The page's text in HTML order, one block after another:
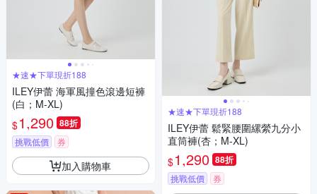
★速★下單現折188
ILEY伊蕾 海軍風撞色滾邊短褲
(白；M-XL)
$1,290 88折
挑戰低價 券
加入購物車
★速★下單現折188
ILEY伊蕾 鬆緊腰圍縲縈九分小
直筒褲(杏；M-XL)
$1,290 88折
挑戰低價 券